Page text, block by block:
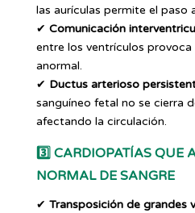
las aurículas permite el paso
✔ Comunicación
entre los ventrículos provoca
anormal.
✔ Ductus arterioso
sanguíneo fetal no se cierra
afectando la circulación.
3️⃣ CARDIOPATÍAS QUE
NORMAL DE SANGRE
✔ Transposición de grandes